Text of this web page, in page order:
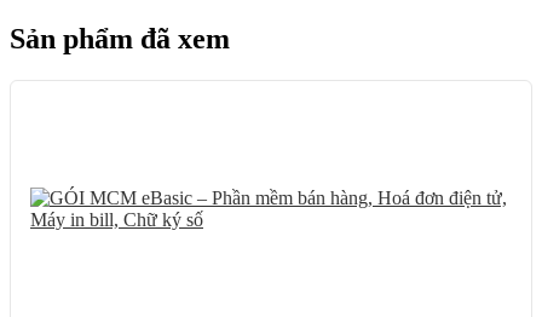
Sản phẩm đã xem